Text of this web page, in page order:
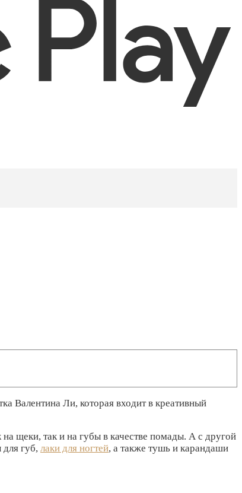
Валентина Ли, которая входит в креативный
щеки, так и на губы в качестве помады. А с другой
губ, лаки для ногтей, а также тушь и карандаши